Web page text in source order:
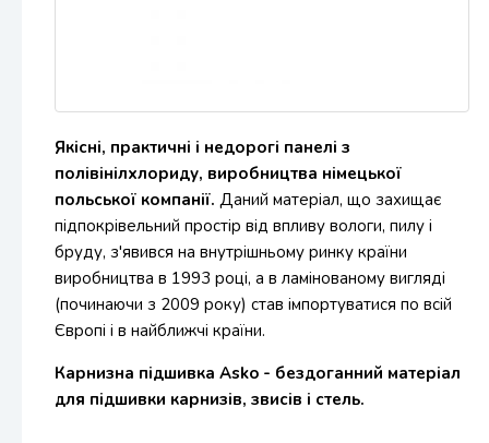
Якісні, практичні і недорогі панелі з
полівінілхлориду, виробництва німецької
польської компанії. Даний матеріал, що захищає
підпокрівельний простір від впливу вологи, пилу і
бруду, з'явився на внутрішньому ринку країни
виробництва в 1993 році, а в ламінованому вигляді
(починаючи з 2009 року) став імпортуватися по всій
Європі і в найближчі країни.
Карнизна підшивка Asko - бездоганний матеріал
для підшивки карнизів, звисів і стель.